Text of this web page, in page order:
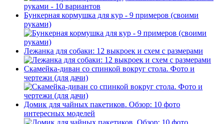
Бункерная кормушка для кур - 9 примеров (своими
руками)
Лежанка для собаки: 12 выкроек и схем с размерами
Скамейка-диван со спинкой вокруг стола. Фото и
чертежи (для дачи)
Домик для чайных пакетиков. Обзор: 10 фото
интересных моделей